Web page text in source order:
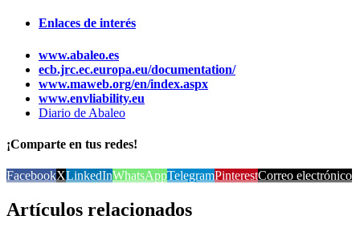
Enlaces de interés
www.abaleo.es
ecb.jrc.ec.europa.eu/documentation/
www.maweb.org/en/index.aspx
www.envliability.eu
Diario de Abaleo
¡Comparte en tus redes!
FacebookXLinkedInWhatsAppTelegramPinterestCorreo electrónico
Artículos relacionados